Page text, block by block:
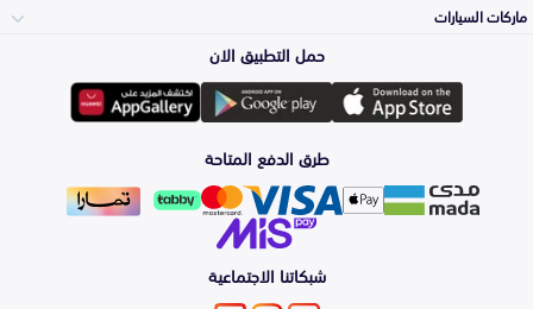
المكائن، القيرات
وملحقاتها
الشمعات
والاصطبات (الاضاءة)
الفرامل والأقمشة
لوازم الرحلات
اكسسوارات العناية
الزيوت و السوائل
الأكثر مبيعاً
التلميع والعناية
ماركات السيارات
Toyota
Hyundai
Kia
حمل التطبيق الان
طرق الدفع المتاحة
شبكاتنا الاجتماعية